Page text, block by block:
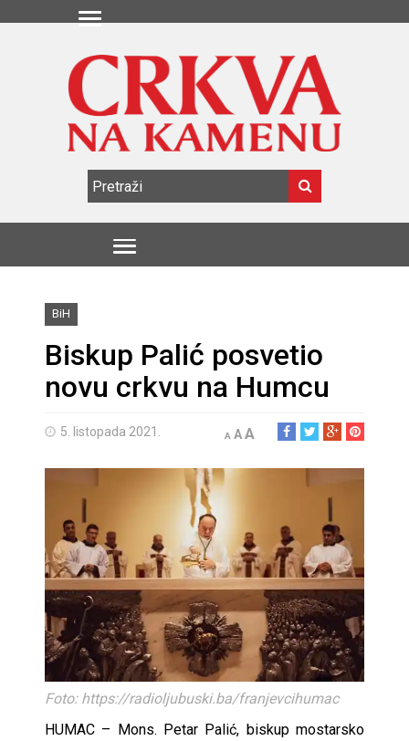
BiH
Biskup Palić posvetio
novu crkvu na Humcu
5. listopada 2021. A AA
Foto: https://radioljubuski.ba/franjevcihumac
HUMAC – Mons. Petar Palić, biskup mostarsko